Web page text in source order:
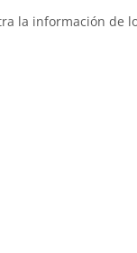
la información de